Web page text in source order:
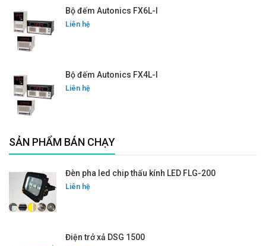
Bộ đếm Autonics FX6L-I
Liên hệ
Bộ đếm Autonics FX4L-I
Liên hệ
SẢN PHẨM BÁN CHẠY
Đèn pha led chip thấu kính LED FLG-200
Liên hệ
Điện trở xả DSG 1500